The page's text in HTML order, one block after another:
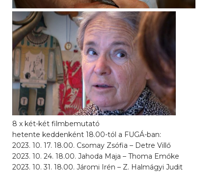
8 x két-két filmbemutató
hetente keddenként 18.00-tól a FUGÁ-ban:
2023. 10. 17. 18.00. Csomay Zsófia – Detre Villő
2023. 10. 24. 18.00. Jahoda Maja – Thoma Emőke
2023. 10. 31. 18.00. Járomi Irén – Z. Halmágyi Judit